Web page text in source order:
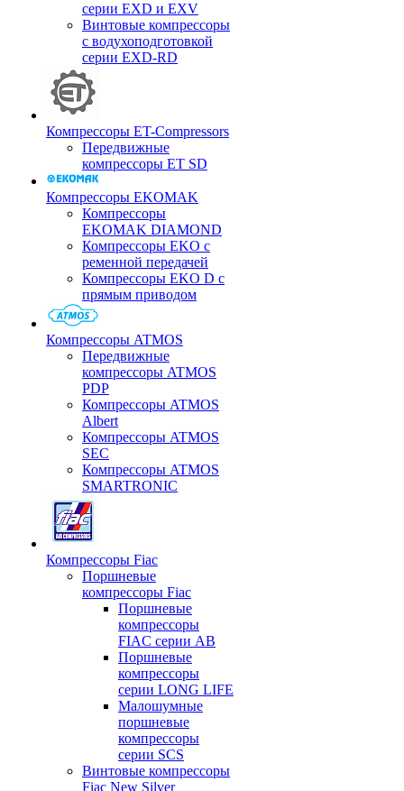
серии EXD и EXV
Винтовые компрессоры
с водухоподготовкой
серии EXD-RD
Компрессоры ET-Compressors
Передвижные
компрессоры ET SD
Компрессоры EKOMAK
Компрессоры
EKOMAK DIAMOND
Компрессоры EKO c
ременной передачей
Компрессоры EKO D с
прямым приводом
Компрессоры ATMOS
Передвижные
компрессоры ATMOS
PDP
Компрессоры ATMOS
Albert
Компрессоры ATMOS
SEC
Компрессоры ATMOS
SMARTRONIC
Компрессоры Fiac
Поршневые
компрессоры Fiac
Поршневые
компрессоры
FIAC серии AB
Поршневые
компрессоры
серии LONG LIFE
Малошумные
поршневые
компрессоры
серии SCS
Винтовые компрессоры
Fiac New Silver